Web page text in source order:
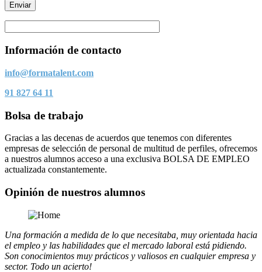
Información de contacto
info@formatalent.com
91 827 64 11
Bolsa de trabajo
Gracias a las decenas de acuerdos que tenemos con diferentes
empresas de selección de personal de multitud de perfiles, ofrecemos
a nuestros alumnos acceso a una exclusiva BOLSA DE EMPLEO
actualizada constantemente.
Opinión de nuestros alumnos
Una formación a medida de lo que necesitaba, muy orientada hacia
el empleo y las habilidades que el mercado laboral está pidiendo.
Son conocimientos muy prácticos y valiosos en cualquier empresa y
sector. Todo un acierto!